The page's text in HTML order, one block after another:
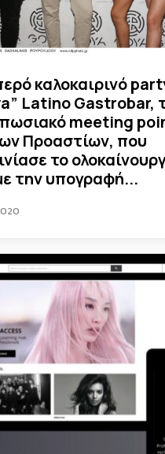
καλοκαιρινό
Latino Gastrobar,
meeting
Προαστίων, που
το
την υπογραφή...